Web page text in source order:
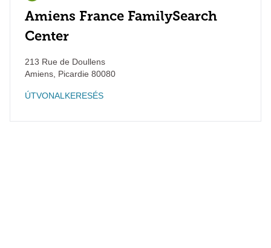
Amiens France FamilySearch
Center
213 Rue de Doullens
Amiens Picardie 80080
ÚTVONALKERESÉS